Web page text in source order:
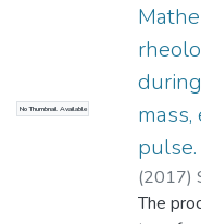
зміни
так і
No Thumbnail Available
pulse.
(2017)
The